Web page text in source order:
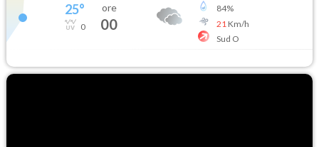
25°
0
ore
00
84%
21 Km/h
Sud O